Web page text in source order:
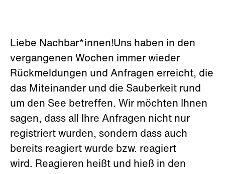
Liebe Nachbar*innen!Uns haben in den
vergangenen Wochen immer wieder
Rückmeldungen und Anfragen erreicht, die
das Miteinander und die Sauberkeit rund
um den See betreffen. Wir möchten Ihnen
sagen, dass all Ihre Anfragen nicht nur
registriert wurden, sondern dass auch
bereits reagiert wurde bzw. reagiert
wird. Reagieren heißt und hieß in den